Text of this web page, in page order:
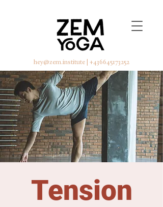
hey@zem.institute| +436645173252
Tension